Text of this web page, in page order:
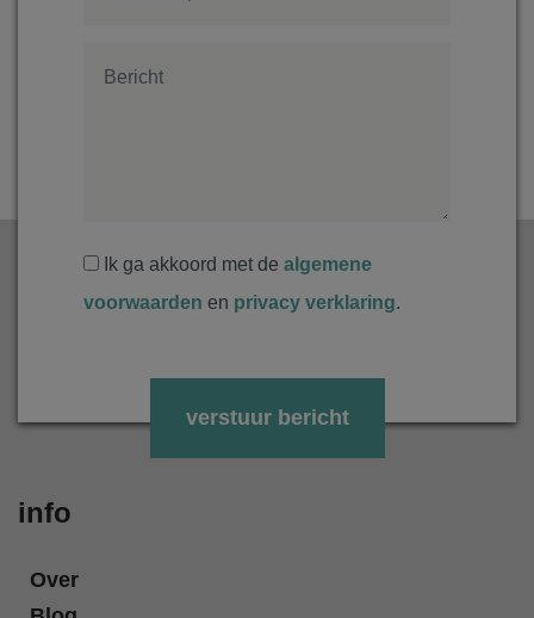
Ik ga akkoord met de algemene
voorwaarden en privacy verklaring.
info
Over